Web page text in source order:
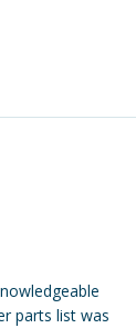
parts list was